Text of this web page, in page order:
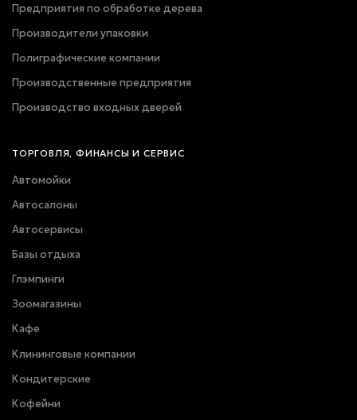
Предприятия по обработке дерева
Производители упаковки
Полиграфические компании
Производственные предприятия
Производство входных дверей
ТОРГОВЛЯ, ФИНАНСЫ И СЕРВИС
Автомойки
Автосалоны
Автосервисы
Базы отдыха
Глэмпинги
Зоомагазины
Кафе
Клининговые компании
Кондитерские
Кофейни